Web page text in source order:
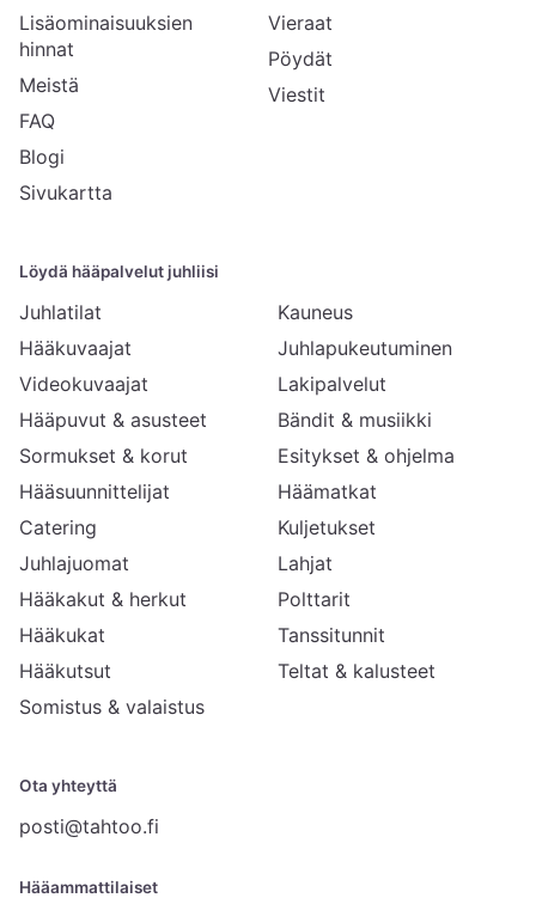
Ota yhteyttä
posti@tahtoo.fi
Hääammattilaiset
Lisäominaisuuksien
hinnat
Meistä
FAQ
Blogi
Sivukartta
Vieraat
Pöydät
Viestit
Löydä hääpalvelut juhliisi
Juhlatilat
Hääkuvaajat
Videokuvaajat
Hääpuvut & asusteet
Sormukset & korut
Hääsuunnittelijat
Catering
Juhlajuomat
Hääkakut & herkut
Hääkukat
Hääkutsut
Somistus & valaistus
Kauneus
Juhlapukeutuminen
Lakipalvelut
Bändit & musiikki
Esitykset & ohjelma
Häämatkat
Kuljetukset
Lahjat
Polttarit
Tanssitunnit
Teltat & kalusteet